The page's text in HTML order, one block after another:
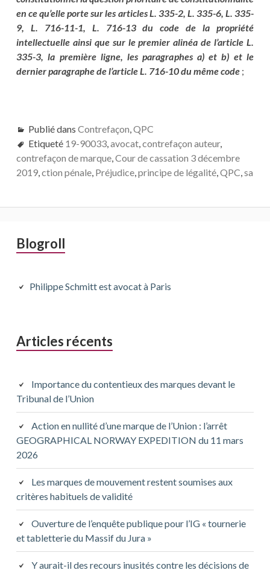
en ce qu’elle porte sur les articles L. 335-2, L. 335-6, L. 335-
9, L. 716-11-1, L. 716-13 du code de la propriété
intellectuelle ainsi que sur le premier alinéa de l’article L.
335-3, la première ligne, les paragraphes a) et b) et le
dernier paragraphe de l’article L. 716-10 du même code;
Publié dans Contrefaçon,QPC
Etiqueté 19-90033,avocat,contrefaçon auteur,
contrefaçon de marque,Cour de cassation 3 décembre
2019,ction pénale, Préjudice,principe de légalité,QPC,sa
Barre
principale
Blogroll
Philippe Schmitt est avocat à Paris
Articles récents
Importance du contentieux des marques devant le
Tribunal de l’Union
Action en nullité d’une marque de l’Union : l’arrêt
GEOGRAPHICAL NORWAY EXPEDITION du 11 mars
2026
Les marques de mouvement restent soumises aux
critères habituels de validité
Ouverture de l’enquête publique pour l’IG « tournerie
et tabletterie du Massif du Jura »
Y aurait-il des recours inusités contre les décisions de